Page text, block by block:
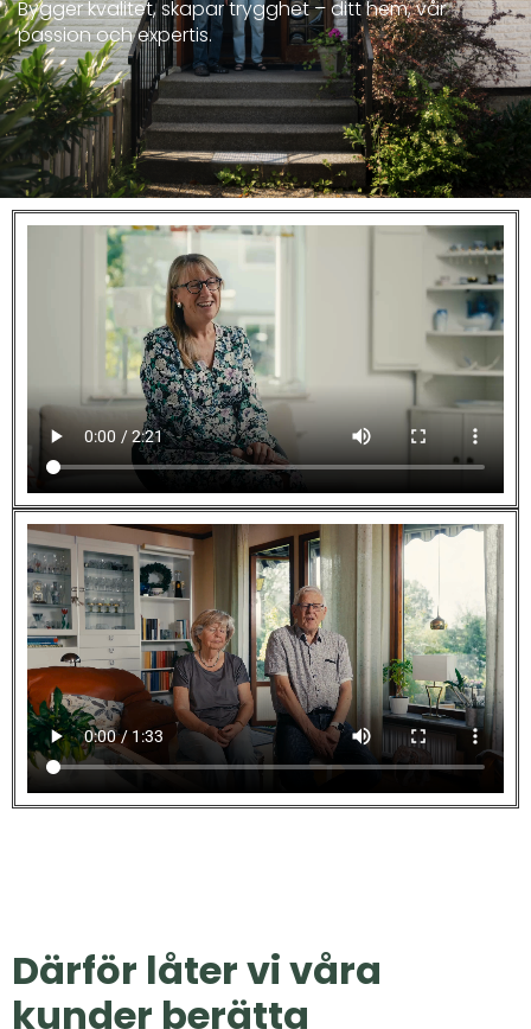
Bygger kvalitet, skapar trygghet – ditt hem, vår
passion och expertis.
Därför låter vi våra
kunder berätta